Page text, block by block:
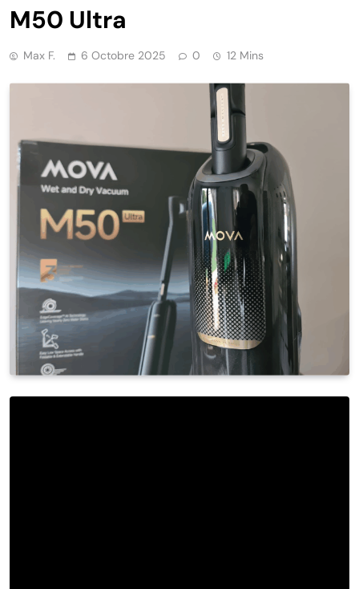
M50 Ultra
Max F. 6 Octobre 2025 0 12 Mins